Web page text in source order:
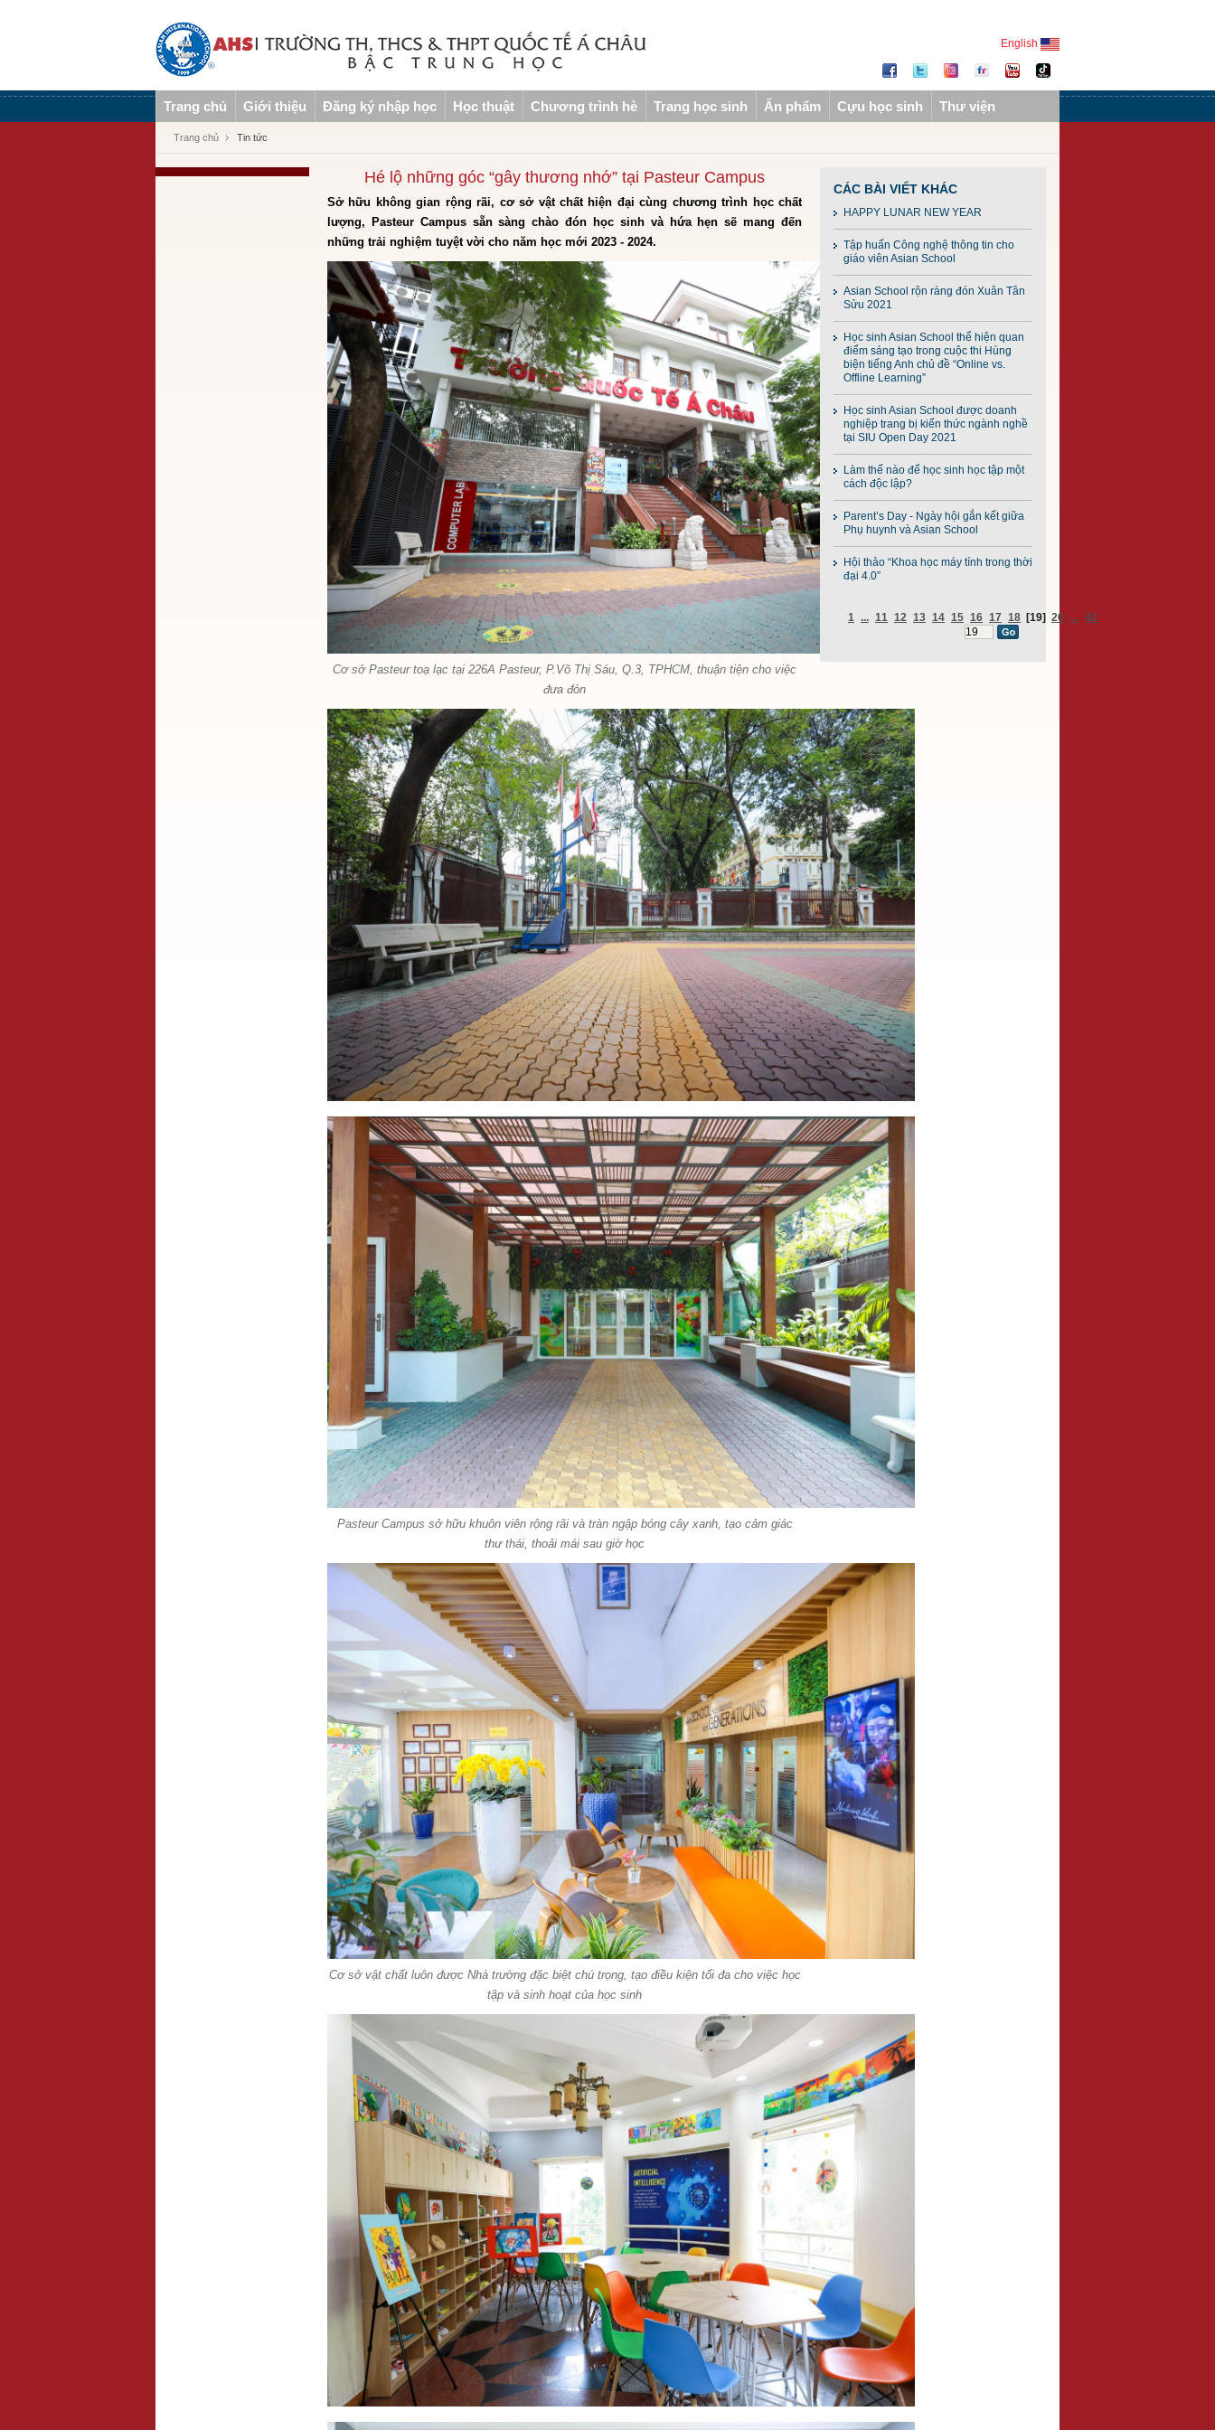
English
Trang chủ Giới thiệu Đăng ký nhập học Học thuật Chương trình hè Trang học sinh Ấn phẩm Cựu học sinh Thư viện
Trang chủ Tin tức
Hé lộ những góc “gây thương nhớ” tại Pasteur Campus
Sở hữu không gian rộng rãi, cơ sở vật chất hiện đại cùng chương trình học chất
lượng, Pasteur Campus sẵn sàng chào đón học sinh và hứa hẹn sẽ mang đến
những trải nghiệm tuyệt vời cho năm học mới 2023 - 2024.
Cơ sở Pasteur toạ lạc tại 226A Pasteur, P.Võ Thị Sáu, Q.3, TPHCM, thuận tiện cho việc
đưa đón
Pasteur Campus sở hữu khuôn viên rộng rãi và tràn ngập bóng cây xanh, tạo cảm giác
thư thái, thoải mái sau giờ học
Cơ sở vật chất luôn được Nhà trường đặc biệt chú trọng, tạo điều kiện tối đa cho việc học
tập và sinh hoạt của học sinh
CÁC BÀI VIẾT KHÁC
HAPPY LUNAR NEW YEAR
Tập huấn Công nghệ thông tin cho
giáo viên Asian School
Asian School rộn ràng đón Xuân Tân
Sửu 2021
Học sinh Asian School thể hiện quan
điểm sáng tạo trong cuộc thi Hùng
biện tiếng Anh chủ đề “Online vs.
Offline Learning”
Học sinh Asian School được doanh
nghiệp trang bị kiến thức ngành nghề
tại SIU Open Day 2021
Làm thế nào để học sinh học tập một
cách độc lập?
Parent’s Day - Ngày hội gắn kết giữa
Phụ huynh và Asian School
Hội thảo “Khoa học máy tính trong thời
đại 4.0”
1 ... 11 12 13 14 15 16 17 18 [19] 20 ... 42